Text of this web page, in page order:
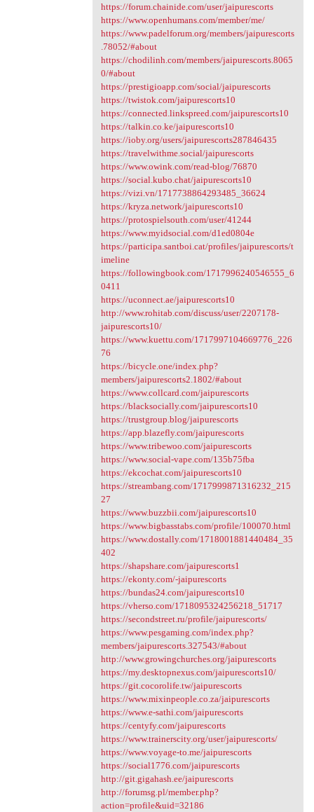
https://forum.chainide.com/user/jaipurescorts
https://www.openhumans.com/member/me/
https://www.padelforum.org/members/jaipurescorts
.78052/#about
https://chodilinh.com/members/jaipurescorts.8065
0/#about
https://prestigioapp.com/social/jaipurescorts
https://twistok.com/jaipurescorts10
https://connected.linkspreed.com/jaipurescorts10
https://talkin.co.ke/jaipurescorts10
https://ioby.org/users/jaipurescorts287846435
https://travelwithme.social/jaipurescorts
https://www.owink.com/read-blog/76870
https://social.kubo.chat/jaipurescorts10
https://vizi.vn/1717738864293485_36624
https://kryza.network/jaipurescorts10
https://protospielsouth.com/user/41244
https://www.myidsocial.com/d1ed0804e
https://participa.santboi.cat/profiles/jaipurescorts/t
imeline
https://followingbook.com/1717996240546555_6
0411
https://uconnect.ae/jaipurescorts10
http://www.rohitab.com/discuss/user/2207178-
jaipurescorts10/
https://www.kuettu.com/1717997104669776_226
76
https://bicycle.one/index.php?
members/jaipurescorts2.1802/#about
https://www.collcard.com/jaipurescorts
https://blacksocially.com/jaipurescorts10
https://trustgroup.blog/jaipurescorts
https://app.blazefly.com/jaipurescorts
https://www.tribewoo.com/jaipurescorts
https://www.social-vape.com/135b75fba
https://ekcochat.com/jaipurescorts10
https://streambang.com/1717999871316232_215
27
https://www.buzzbii.com/jaipurescorts10
https://www.bigbasstabs.com/profile/100070.html
https://www.dostally.com/1718001881440484_35
402
https://shapshare.com/jaipurescorts1
https://ekonty.com/-jaipurescorts
https://bundas24.com/jaipurescorts10
https://vherso.com/1718095324256218_51717
https://secondstreet.ru/profile/jaipurescorts/
https://www.pesgaming.com/index.php?
members/jaipurescorts.327543/#about
http://www.growingchurches.org/jaipurescorts
https://my.desktopnexus.com/jaipurescorts10/
https://git.cocorolife.tw/jaipurescorts
https://www.mixinpeople.co.za/jaipurescorts
https://www.e-sathi.com/jaipurescorts
https://centyfy.com/jaipurescorts
https://www.trainerscity.org/user/jaipurescorts/
https://www.voyage-to.me/jaipurescorts
https://social1776.com/jaipurescorts
http://git.gigahash.ee/jaipurescorts
http://forumsg.pl/member.php?
action=profile&uid=32186